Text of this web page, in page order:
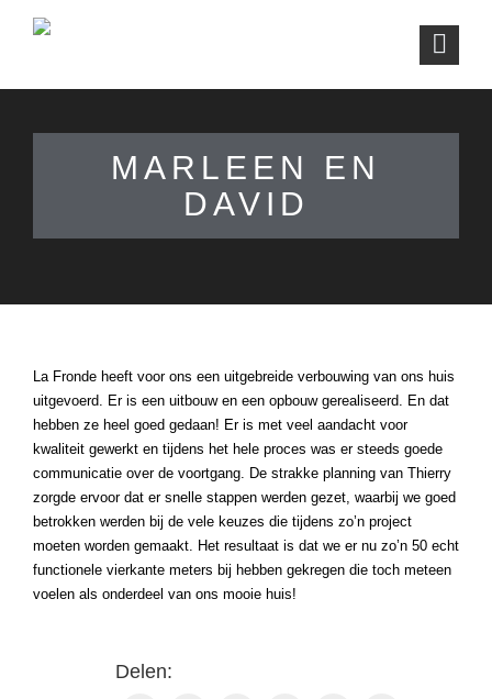
MARLEEN EN
DAVID
La Fronde heeft voor ons een uitgebreide verbouwing van ons huis
uitgevoerd. Er is een uitbouw en een opbouw gerealiseerd. En dat
hebben ze heel goed gedaan! Er is met veel aandacht voor
kwaliteit gewerkt en tijdens het hele proces was er steeds goede
communicatie over de voortgang. De strakke planning van Thierry
zorgde ervoor dat er snelle stappen werden gezet, waarbij we goed
betrokken werden bij de vele keuzes die tijdens zo’n project
moeten worden gemaakt. Het resultaat is dat we er nu zo’n 50 echt
functionele vierkante meters bij hebben gekregen die toch meteen
voelen als onderdeel van ons mooie huis!
Delen: